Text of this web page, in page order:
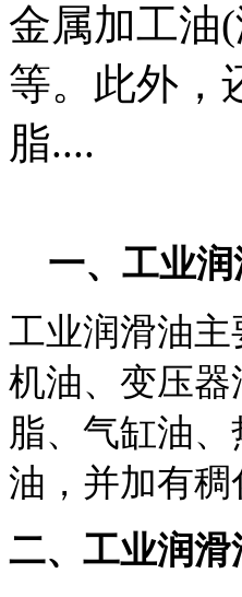
金属加工油
等。此外，
脂....
一、工业润
工业润滑油
机油、变压
脂、气缸油
油，并加有
二、工业润